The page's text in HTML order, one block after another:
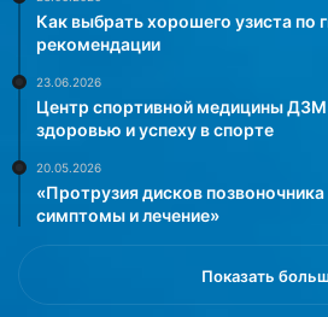
Как выбрать хорошего узиста по
рекомендации
23.06.2026
Центр спортивной медицины
здоровью и успеху в спорте
20.05.2026
«Протрузия дисков
симптомы и лечение»
Показать